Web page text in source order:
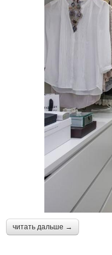
читать дальше →